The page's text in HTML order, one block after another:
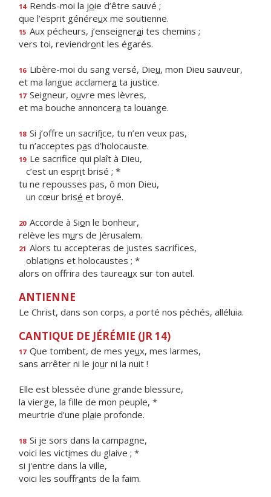
14 Rends-moi la joie d’être sauvé ;
que l’esprit généreux me soutienne.
15 Aux pécheurs, j’enseignerai tes chemins ;
vers toi, reviendront les égarés.
16 Libère-moi du sang versé, Dieu, mon Dieu sauveur,
et ma langue acclamera ta justice.
17 Seigneur, ouvre mes lèvres,
et ma bouche annoncera ta louange.
18 Si j’offre un sacrifice, tu n’en veux pas,
tu n’acceptes pas d’holocauste.
19 Le sacrifice qui plaît à Dieu,
c’est un esprit brisé ; *
tu ne repousses pas, ô mon Dieu,
un cœur brisé et broyé.
20 Accorde à Sion le bonheur,
relève les murs de Jérusalem.
21 Alors tu accepteras de justes sacrifices,
oblations et holocaustes ; *
alors on offrira des taureaux sur ton autel.
ANTIENNE
Le Christ, dans son corps, a porté nos péchés, alléluia.
CANTIQUE DE JÉRÉMIE (JR 14)
17 Que tombent, de mes yeux, mes larmes,
sans arrêter ni le jour ni la nuit !
Elle est blessée d'une grande blessure,
la vierge, la flle de mon peuple, *
meurtrie d'une plaie profonde.
18 Si je sors dans la campagne,
voici les victimes du glaive ; *
si j'entre dans la ville,
voici les souffrants de la faim.